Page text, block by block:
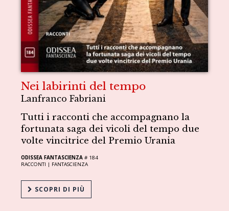
Nei labirinti del tempo
Lanfranco Fabriani
Tutti i racconti che accompagnano la
fortunata saga dei vicoli del tempo due
volte vincitrice del Premio Urania
ODISSEA FANTASCIENZA # 184
RACCONTI | FANTASCIENZA
SCOPRI DI PIÙ